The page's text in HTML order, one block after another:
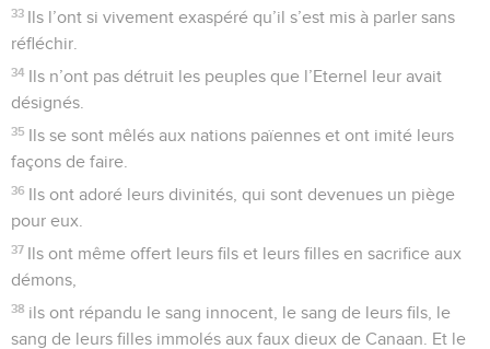
33 Ils l’ont si vivement exaspéré qu’il s’est mis à parler sans
réfléchir.
34 Ils n’ont pas détruit les peuples que l’Eternel leur avait
désignés.
35 Ils se sont mêlés aux nations païennes et ont imité leurs
façons de faire.
36 Ils ont adoré leurs divinités, qui sont devenues un piège
pour eux.
37 Ils ont même offert leurs fils et leurs filles en sacrifice aux
démons,
38 ils ont répandu le sang innocent, le sang de leurs fils, le
sang de leurs filles immolés aux faux dieux de Canaan. Et le